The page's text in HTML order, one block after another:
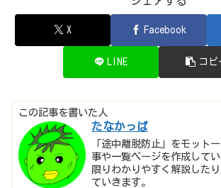
X Facebook
LINE コピ
この記事を書いた人
たなかっぱ
「途中離脱防止」をモット
事や一覧ページを作成して
限りわかりやすく解説した
ていきます。